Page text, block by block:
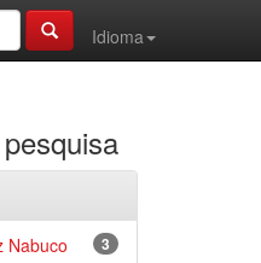
Idioma
3
Nabuco